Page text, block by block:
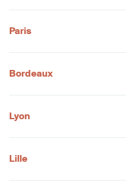
Paris
Bordeaux
Lyon
Lille